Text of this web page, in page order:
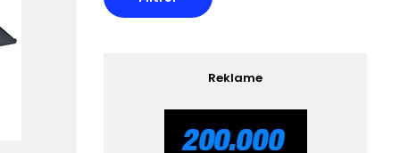
Reklame